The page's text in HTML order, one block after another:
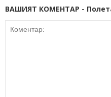
ВАШИЯТ КОМЕНТАР -